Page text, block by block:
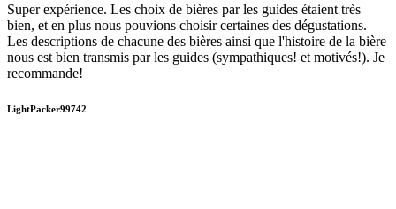
Super expérience. Les choix de bières par les guides étaient très
bien, et en plus nous pouvions choisir certaines des dégustations.
Les descriptions de chacune des bières ainsi que l'histoire de la bière
nous est bien transmis par les guides (sympathiques! et motivés!). Je
recommande!
LightPacker99742